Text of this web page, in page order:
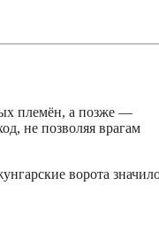
племён, а позже —
не позволяя врагам
ворота